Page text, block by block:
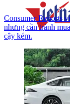
Consumer Reports
nhưng cần tránh
cậy kém.